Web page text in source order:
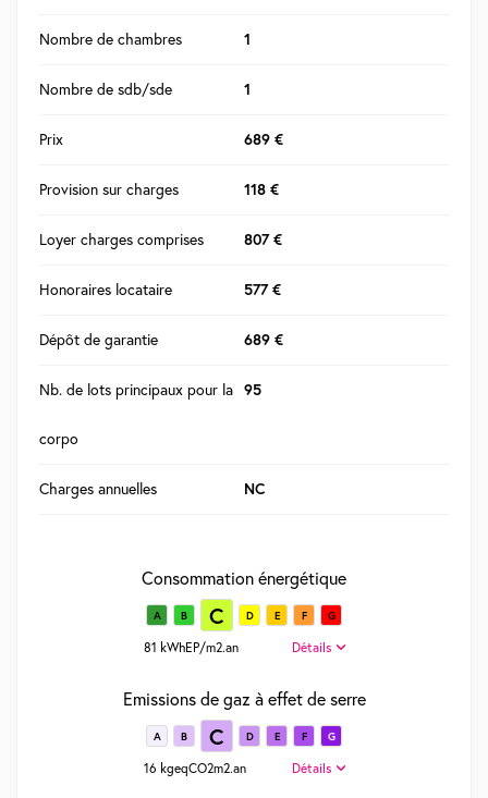
Nombre de chambres 1
Nombre de sdb/sde 1
Prix 689 €
Provision sur charges 118 €
Loyer charges comprises 807 €
Honoraires locataire 577 €
Dépôt de garantie 689 €
Nb. de lots principaux pour la
corpo
95
Charges annuelles NC
Consommation énergétique
A B C D E F G
81 kWhEP/m2.an Détails
Emissions de gaz à effet de serre
A B C D E F G
16 kgeqCO2m2.an Détails